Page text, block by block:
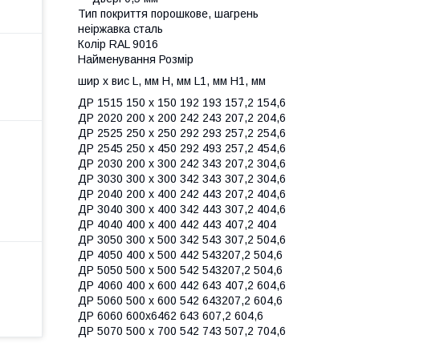
Тип покриття порошкове, шагрень
неіржавка сталь
Колір RAL 9016
Найменування Розмір
шир х вис L, мм H, мм L1, мм H1, мм
ДР 1515 150 х 150 192 193 157,2 154,6
ДР 2020 200 х 200 242 243 207,2 204,6
ДР 2525 250 х 250 292 293 257,2 254,6
ДР 2545 250 х 450 292 493 257,2 454,6
ДР 2030 200 х 300 242 343 207,2 304,6
ДР 3030 300 х 300 342 343 307,2 304,6
ДР 2040 200 х 400 242 443 207,2 404,6
ДР 3040 300 х 400 342 443 307,2 404,6
ДР 4040 400 х 400 442 443 407,2 404
ДР 3050 300 х 500 342 543 307,2 504,6
ДР 4050 400 х 500 442 543207,2 504,6
ДР 5050 500 х 500 542 543207,2 504,6
ДР 4060 400 х 600 442 643 407,2 604,6
ДР 5060 500 х 600 542 643207,2 604,6
ДР 6060 600х6462 643 607,2 604,6
ДР 5070 500 х 700 542 743 507,2 704,6